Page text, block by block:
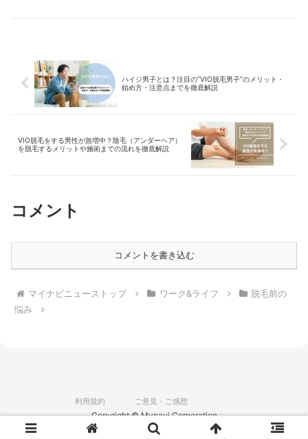
ください。
ハイジ男子とは？注目の“VIO脱毛男子”のメリット・
始め方・注意点までを徹底解説
VIO脱毛をする男性が急増中？陰毛（アンダーヘア）
を脱毛するメリットや施術までの流れを徹底解説
コメント
コメントを書き込む
マイナビニューストップ ワーク&ライフ
脱毛前の
悩み
利用規約 ご意見・ご感想
Copyright © Mynavi Corporation